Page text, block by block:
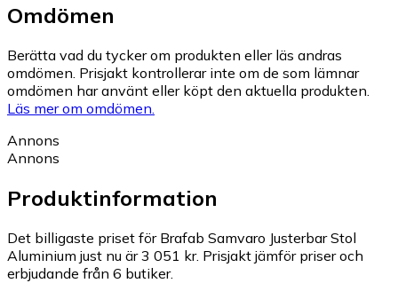
Omdömen
Berätta vad du tycker om produkten eller läs andras
omdömen. Prisjakt kontrollerar inte om de som lämnar
omdömen har använt eller köpt den aktuella produkten.
Läs mer om omdömen.
Annons
Annons
Produktinformation
Det billigaste priset för Brafab Samvaro Justerbar Stol
Aluminium just nu är 3 051 kr. Prisjakt jämför priser och
erbjudande från 6 butiker.